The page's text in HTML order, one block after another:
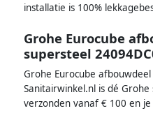
installatie is 100%
Grohe Eurocube
supersteel
Grohe Eurocube
Sanitairwinkel.nl is dé
verzonden vanaf € 100 en